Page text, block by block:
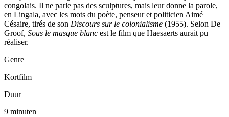
congolais. Il ne parle pas des sculptures, mais leur donne la parole,
en Lingala, avec les mots du poète, penseur et politicien Aimé
Césaire, tirés de son Discours sur le colonialisme (1955). Selon De
Groof, Sous le masque blanc est le film que Haesaerts aurait pu
réaliser.
Genre
Kortfilm
Duur
9 minuten